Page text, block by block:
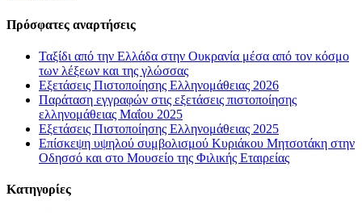
Πρόσφατες αναρτήσεις
Ταξίδι από την Ελλάδα στην Ουκρανία μέσα από τον κόσμο
των λέξεων και της γλώσσας
Εξετάσεις Πιστοποίησης Ελληνομάθειας 2026
Παράταση εγγραφών στις εξετάσεις πιστοποίησης
ελληνομάθειας Μαΐου 2025
Εξετάσεις Πιστοποίησης Ελληνομάθειας 2025
Επίσκεψη υψηλού συμβολισμού Κυριάκου Μητσοτάκη στην
Οδησσό και στο Μουσείο της Φιλικής Εταιρείας
Kατηγορίες